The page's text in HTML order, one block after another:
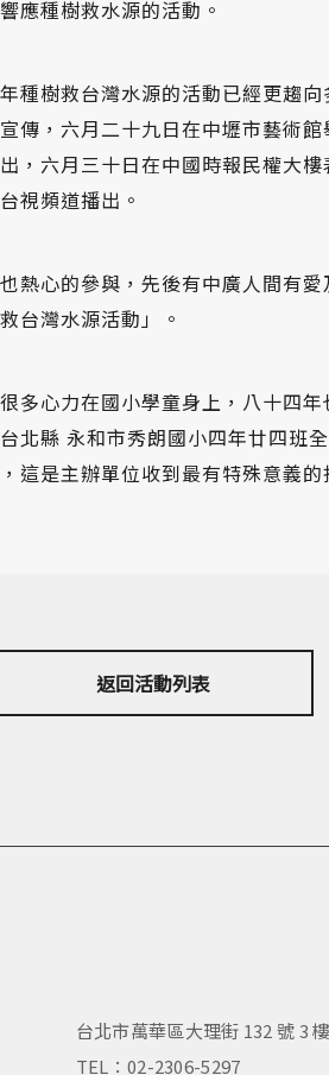
應種樹救水源的活動。
種樹救台灣水源的活動已經更趨
傳，六月二十九日在中壢市藝術
，六月三十日在中國時報民權大
視頻道播出。
熱心的參與，先後有中廣人間有
台灣水源活動」。
多心力在國小學童身上，八十四
北縣 永和市秀朗國小四年廿四班
這是主辦單位收到最有特殊意義
返回活動列表
台北市萬華區大理街 132 號 3 樓
TEL：02-2306-5297